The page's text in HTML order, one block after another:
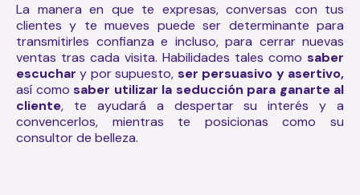
La manera en que te expresas, conversas con tus
clientes y te mueves puede ser determinante para
transmitirles confianza e incluso, para cerrar nuevas
ventas tras cada visita. Habilidades tales como saber
escuchar y por supuesto, ser persuasivo y asertivo,
así como saber utilizar la seducción para ganarte al
cliente, te ayudará a despertar su interés y a
convencerlos, mientras te posicionas como su
consultor de belleza.